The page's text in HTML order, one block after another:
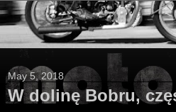
May 5, 2018
W dolinę Bobru,